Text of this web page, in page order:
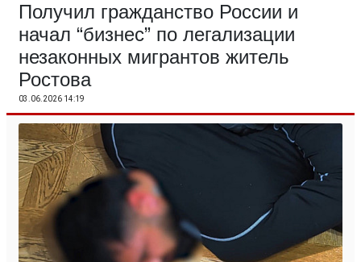
Получил гражданство России и
начал “бизнес” по легализации
незаконных мигрантов житель
Ростова
03.06.2026 14:19